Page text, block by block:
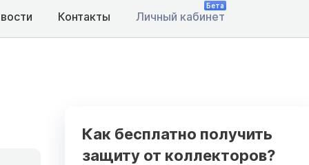
Контакты Личный кабинет
Бета
Как бесплатно получить
защиту от коллекторов?